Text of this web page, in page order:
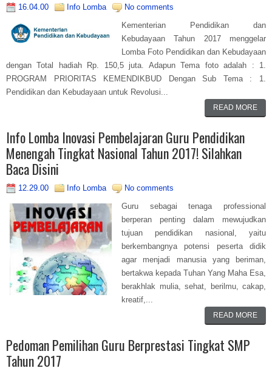
16.04.00 Info Lomba
No comments
Kementerian Pendidikan dan
Kebudayaan Tahun 2017 menggelar
Lomba Foto Pendidikan dan Kebudayaan
dengan Total hadiah Rp. 150,5 juta. Adapun Tema foto adalah : 1.
PROGRAM PRIORITAS KEMENDIKBUD Dengan Sub Tema : 1.
Pendidikan dan Kebudayaan untuk Revolusi...
READ MORE
Info Lomba Inovasi Pembelajaran Guru Pendidikan
Menengah Tingkat Nasional Tahun 2017! Silahkan
Baca Disini
12.29.00 Info Lomba
No comments
Guru sebagai tenaga professional
berperan penting dalam mewujudkan
tujuan pendidikan nasional, yaitu
berkembangnya potensi peserta didik
agar menjadi manusia yang beriman,
bertakwa kepada Tuhan Yang Maha Esa,
berakhlak mulia, sehat, berilmu, cakap,
kreatif,...
READ MORE
Pedoman Pemilihan Guru Berprestasi Tingkat SMP
Tahun 2017